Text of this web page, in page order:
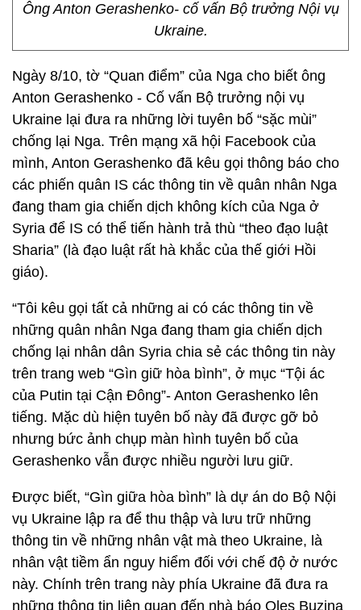
Ông Anton Gerashenko- cố vấn Bộ trưởng Nội vụ
Ukraine.
Ngày 8/10, tờ “Quan điểm” của Nga cho biết ông
Anton Gerashenko - Cố vấn Bộ trưởng nội vụ
Ukraine lại đưa ra những lời tuyên bố “sặc mùi”
chống lại Nga. Trên mạng xã hội Facebook của
mình, Anton Gerashenko đã kêu gọi thông báo cho
các phiến quân IS các thông tin về quân nhân Nga
đang tham gia chiến dịch không kích của Nga ở
Syria để IS có thể tiến hành trả thù “theo đạo luật
Sharia” (là đạo luật rất hà khắc của thế giới Hồi
giáo).
“Tôi kêu gọi tất cả những ai có các thông tin về
những quân nhân Nga đang tham gia chiến dịch
chống lại nhân dân Syria chia sẻ các thông tin này
trên trang web “Gìn giữ hòa bình”, ở mục “Tội ác
của Putin tại Cận Đông”- Anton Gerashenko lên
tiếng. Mặc dù hiện tuyên bố này đã được gỡ bỏ
nhưng bức ảnh chụp màn hình tuyên bố của
Gerashenko vẫn được nhiều người lưu giữ.
Được biết, “Gìn giữa hòa bình” là dự án do Bộ Nội
vụ Ukraine lập ra để thu thập và lưu trữ những
thông tin về những nhân vật mà theo Ukraine, là
nhân vật tiềm ẩn nguy hiểm đối với chế độ ở nước
này. Chính trên trang này phía Ukraine đã đưa ra
những thông tin liên quan đến nhà báo Oles Buzina